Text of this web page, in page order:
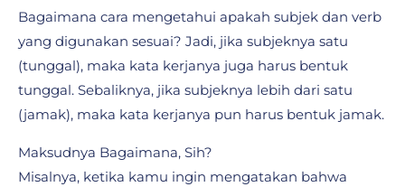
Bagaimana cara mengetahui apakah subjek dan verb
yang digunakan sesuai? Jadi, jika subjeknya satu
(tunggal), maka kata kerjanya juga harus bentuk
tunggal. Sebaliknya, jika subjeknya lebih dari satu
(jamak), maka kata kerjanya pun harus bentuk jamak.
Maksudnya Bagaimana, Sih?
Misalnya, ketika kamu ingin mengatakan bahwa